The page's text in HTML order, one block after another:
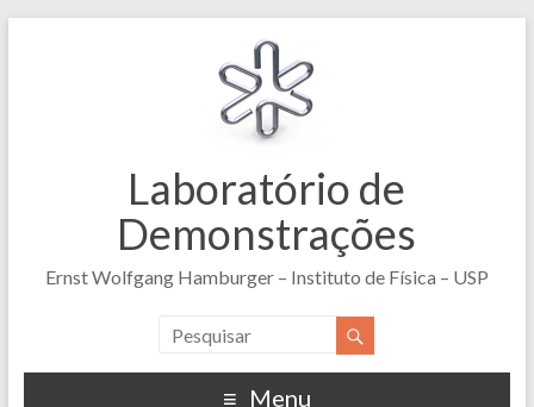
Laboratório de
Demonstrações
Ernst Wolfgang Hamburger – Instituto de Física – USP
Menu